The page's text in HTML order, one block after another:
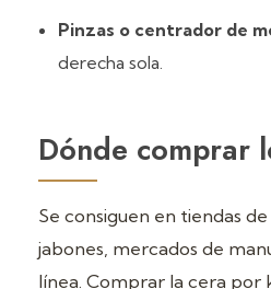
Pinzas o centrador de
derecha sola.
Dónde comprar
Se consiguen en tiendas
jabones, mercados de
línea. Comprar la cera por